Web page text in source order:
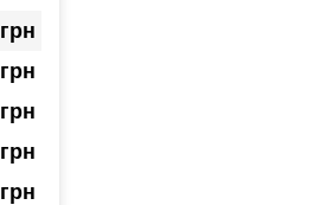
грн
грн
грн
грн
грн